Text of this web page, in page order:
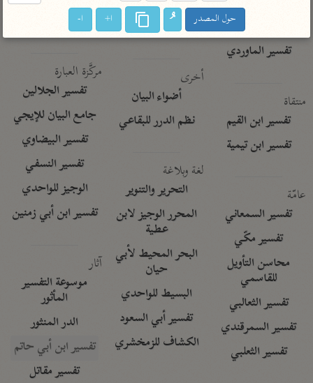
تفسير ابن الجوزي
تفسير الماوردي
منتقاة
تفسير ابن القيم
تفسير ابن تيمية
عامّة
تفسير السمعاني
تفسير مكّي
محاسن التأويل
للقاسمي
تفسير الثعالبي
تفسير السمرقندي
تفسير الثعلبي
تفسير الرازي
أخرى
أضواء البيان
نظم الدرر للبقاعي
لغة وبلاغة
التحرير والتنوير
المحرر الوجيز لابن
عطية
البحر المحيط لأبي
حيان
البسيط للواحدي
تفسير أبي السعود
الكشاف للزمخشري
تفسير ابن عثيمين
مركَّزة العبارة
تفسير الجلالين
جامع البيان للإيجي
تفسير البيضاوي
تفسير النسفي
الوجيز للواحدي
تفسير ابن أبي زمنين
آثار
موسوعة التفسير
المأثور
الدر المنثور
تفسير ابن أبي حاتم
تفسير مقاتل
حول المصدر ا+ ا-